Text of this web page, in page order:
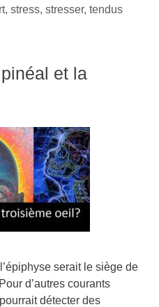
, stress, stresser, tendus
et la
serait le siège de
d’autres courants
détecter des